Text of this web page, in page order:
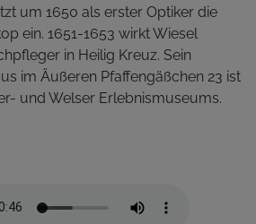
um 1650 als erster Optiker die
ein. 1651-1653 wirkt Wiesel
in Heilig Kreuz. Sein
im Äußeren Pfaffengäßchen 23 ist
und Welser Erlebnismuseums.